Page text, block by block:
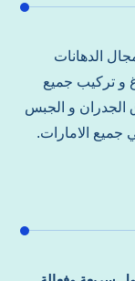
الدهانات
و تركيب جميع
الجدران و الجبس
جميع الامارات.